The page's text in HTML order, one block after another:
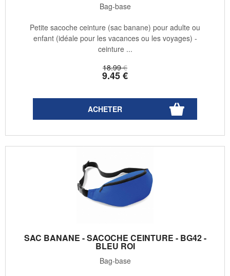
Bag-base
18.99 €
9.45€
Petite sacoche ceinture (sac banane) pour adulte ou
enfant (idéale pour les vacances ou les voyages) -
ceinture ...
SAC BANANE - SACOCHE CEINTURE - BG42 -
BLEU ROI
Bag-base